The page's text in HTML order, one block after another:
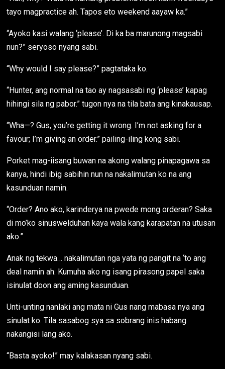
tayo magpractice ah. Tapos eto weekend aayaw ka.”
“Ayoko kasi walang ‘please’. Di ka ba marunong magsabi
nun?” seryoso nyang sabi.
“Why would I say please?” pagtataka ko.
“Hunter, ang normal na tao ay nagsasabi ng ‘please’ kapag
hihingi sila ng pabor.” tugon nya na tila bata ang kinakausap.
“Wha—? Gus, you’re getting it wrong. I’m not asking for a
favour; I’m giving an order.” pailing-iling kong sabi.
Porket mag-iisang buwan na akong walang pinapagawa sa
kanya, hindi ibig sabihin nun na nakalimutan ko na ang
kasunduan namin.
“Order? Ano ako, karinderya na pwede mong orderan? Saka
di mo’ko sinuswelduhan kaya wala kang karapatan na utusan
ako.”
Anak ng tekwa… nakalimutan nga yata ng pangit na ‘to ang
deal namin ah. Kumuha ako ng isang pirasong papel saka
isinulat doon ang aming kasunduan.
Unti-unting nanlaki ang mata ni Gus nang mabasa nya ang
sinulat ko. Tila sasabog sya sa sobrang inis habang
nakangisi lang ako.
“Basta ayoko!” may kalakasan nyang sabi.